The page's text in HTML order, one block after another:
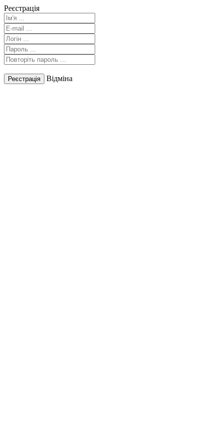
Реєстрація
Відміна